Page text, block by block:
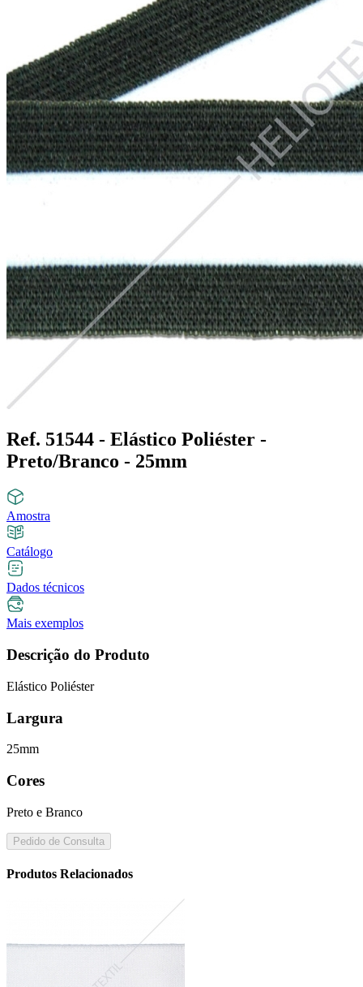
Ref. 51544 - Elástico Poliéster -
Preto/Branco - 25mm
Amostra
Catálogo
Dados técnicos
Mais exemplos
Descrição do Produto
Elástico Poliéster
Largura
25mm
Cores
Preto e Branco
Pedido de Consulta
Produtos Relacionados